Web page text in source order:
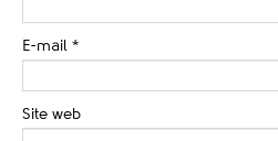
E-mail *
Site web